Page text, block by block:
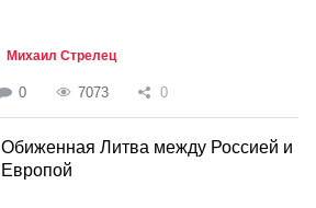
Михаил Стрелец
0 7073 0
Обиженная Литва между Россией и
Европой